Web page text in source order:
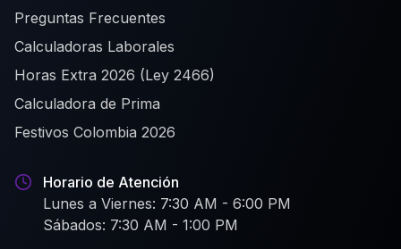
Preguntas Frecuentes
Calculadoras Laborales
Horas Extra 2026 (Ley 2466)
Calculadora de Prima
Festivos Colombia 2026
Horario de Atención
Lunes a Viernes: 7:30 AM - 6:00 PM
Sábados: 7:30 AM - 1:00 PM